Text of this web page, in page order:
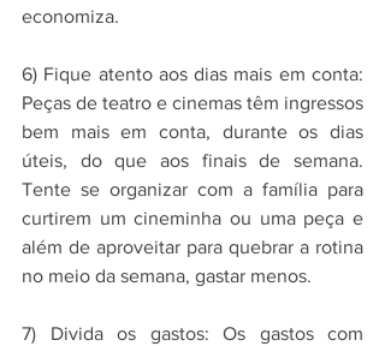
economiza.
6) Fique atento aos dias mais em conta:
Peças de teatro e cinemas têm ingressos
bem mais em conta, durante os dias
úteis, do que aos finais de semana.
Tente se organizar com a família para
curtirem um cineminha ou uma peça e
além de aproveitar para quebrar a rotina
no meio da semana, gastar menos.
7) Divida os gastos: Os gastos com